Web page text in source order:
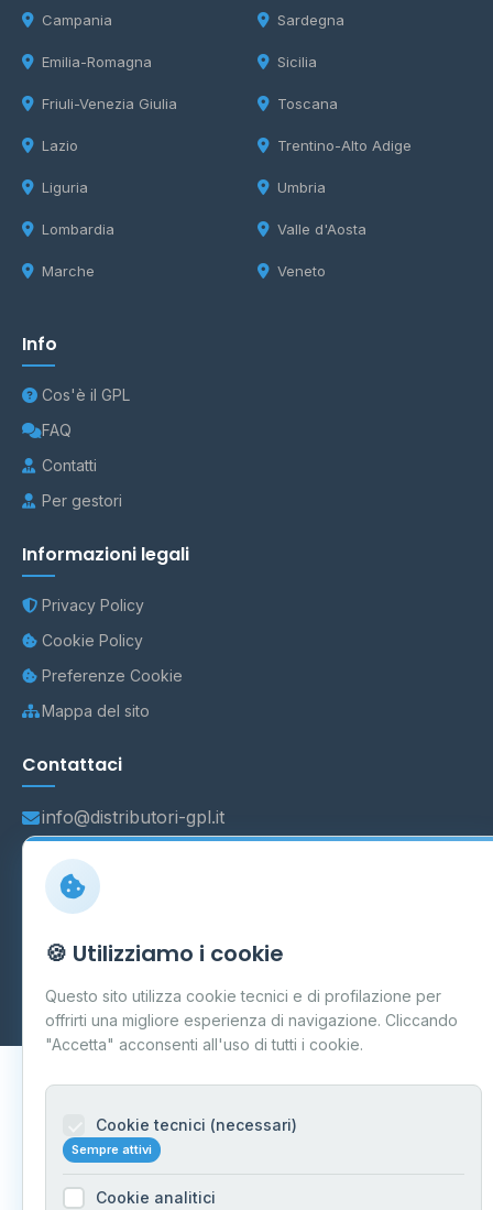
Campania
Emilia-Romagna
Friuli-Venezia Giulia
Lazio
Liguria
Lombardia
Marche
Sardegna
Sicilia
Toscana
Trentino-Alto Adige
Umbria
Valle d'Aosta
Veneto
Info
Cos'è il GPL
FAQ
Contatti
Per gestori
Informazioni legali
Privacy Policy
Cookie Policy
Preferenze Cookie
Mappa del sito
Contattaci
info@distributori-gpl.it
Carpi
P.IVA 03859300364
Dati forniti daMinistero delle Imprese e del Made in Italy
Aggiornamento quotidiano
🍪 Utilizziamo i cookie
Questo sito utilizza cookie tecnici e di profilazione per
offrirti una migliore esperienza di navigazione. Cliccando
"Accetta" acconsenti all'uso di tutti i cookie.
Cookie tecnici (necessari)
Sempre attivi
Cookie analitici